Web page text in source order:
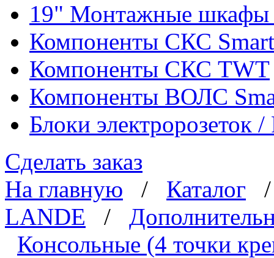
19" Монтажные шкафы
Компоненты СКС
Компоненты СКС TWT
Компоненты ВОЛС
Блоки электророзеток
Сделать заказ
На главную / Каталог
LANDE /
Консольные (4 точки